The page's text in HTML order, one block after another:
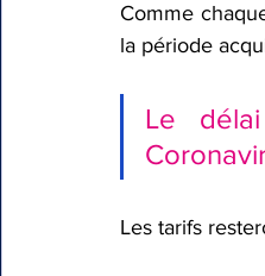
Comme
la période
Le
Les tarifs